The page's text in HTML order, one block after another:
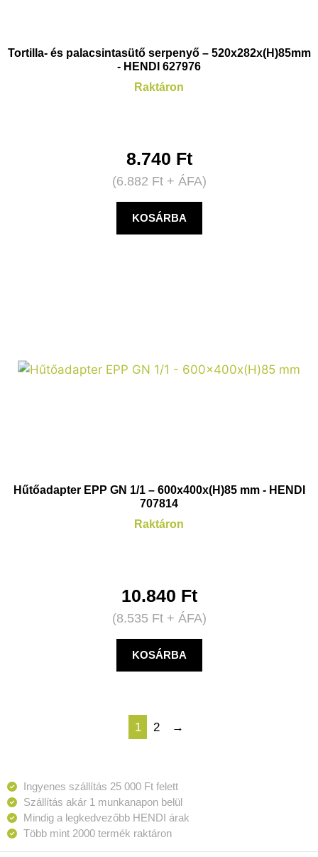
Tortilla- és palacsintasütő serpenyő – 520x282x(H)85mm
- HENDI 627976
Raktáron
8.740 Ft
(6.882 Ft+ ÁFA)
KOSÁRBA
Hűtőadapter EPP GN 1/1 – 600x400x(H)85 mm - HENDI
707814
Raktáron
10.840 Ft
(8.535 Ft+ ÁFA)
KOSÁRBA
1 2 →
Ingyenes szállítás 25 000 Ft felett
Szállítás akár 1 munkanapon belül
Mindig a legkedvezőbb HENDI árak
Több mint 2000 termék raktáron